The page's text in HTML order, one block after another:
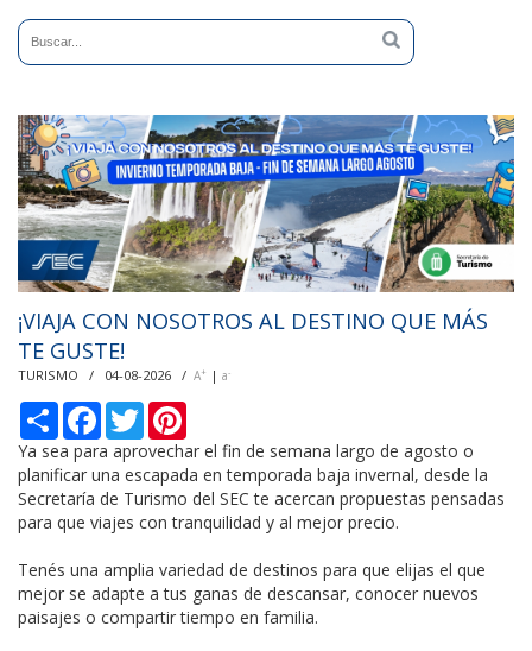
¡VIAJA CON NOSOTROS AL DESTINO QUE MÁS
TE GUSTE!
TURISMO / 04-08-2026 / A+ | a-
С
о
д
е
л
и
F
c
e
b
o
o
T
w
i
t
t
e
r
n
t
e
e
t
Ya sea para aprovechar el fin de semana largo de agosto o
planificar una escapada en temporada baja invernal, desde la
Secretaría de Turismo del SEC te acercan propuestas pensadas
para que viajes con tranquilidad y al mejor precio.
Tenés una amplia variedad de destinos para que elijas el que
mejor se adapte a tus ganas de descansar, conocer nuevos
paisajes o compartir tiempo en familia.